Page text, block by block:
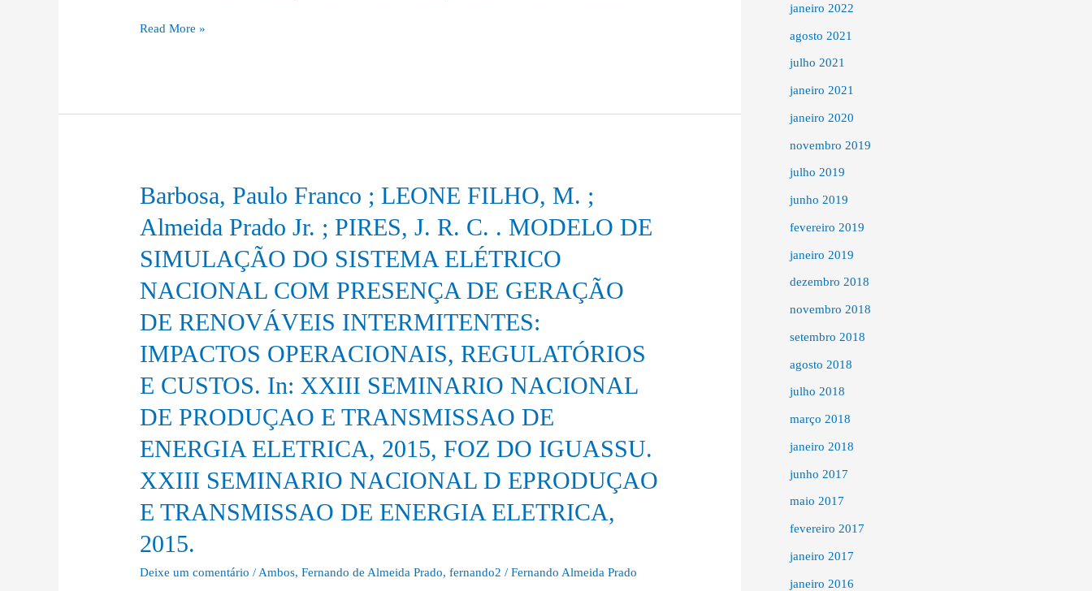
E.
QUANDO
VERÃO
FOREM
TIPO
CISNE
In:
XXIII
NACIONAL
DE
E
TRANSMISSAO
ENERGIA
ELETRICA,
FOZ
Read More »
Barbosa, Paulo Franco ; LEONE FILHO, M. ;
Almeida Prado Jr. ; PIRES, J. R. C. . MODELO DE
SIMULAÇÃO DO SISTEMA ELÉTRICO
NACIONAL COM PRESENÇA DE GERAÇÃO
DE RENOVÁVEIS INTERMITENTES:
IMPACTOS OPERACIONAIS, REGULATÓRIOS
E CUSTOS. In: XXIII SEMINARIO NACIONAL
DE PRODUÇAO E TRANSMISSAO DE
ENERGIA ELETRICA, 2015, FOZ DO IGUASSU.
XXIII SEMINARIO NACIONAL D EPRODUÇAO
E TRANSMISSAO DE ENERGIA ELETRICA,
2015.
Deixe um comentário /Ambos,Fernando de Almeida Prado,fernando2 /Fernando Almeida Prado
Barbosa,
Franco
;
FILHO,
M.
Almeida
Prado
;
PIRES,
R.
C.
MODELO
DE
janeiro 2022
agosto 2021
julho 2021
janeiro 2021
janeiro 2020
novembro 2019
julho 2019
junho 2019
fevereiro 2019
janeiro 2019
dezembro 2018
novembro 2018
setembro 2018
agosto 2018
julho 2018
março 2018
janeiro 2018
junho 2017
maio 2017
fevereiro 2017
janeiro 2017
janeiro 2016